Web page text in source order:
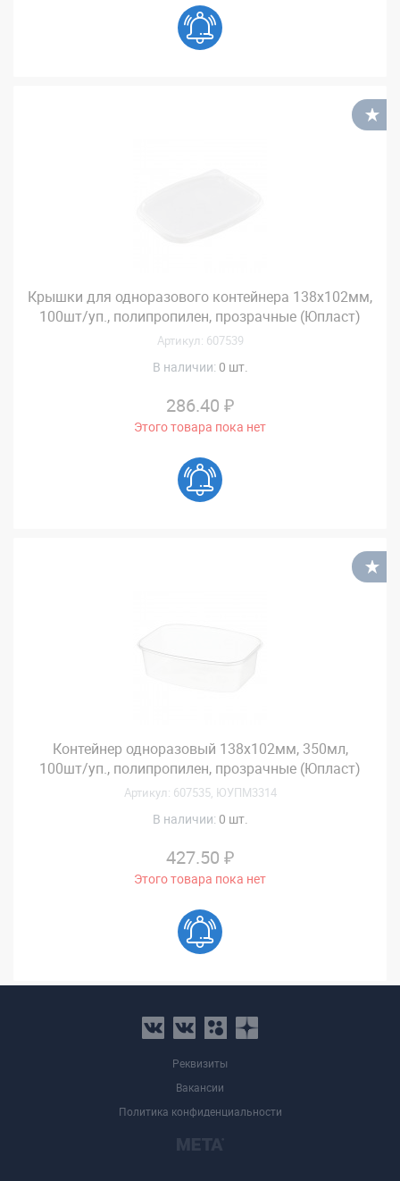
Крышки для одноразового контейнера 138х102мм,
100шт/уп., полипропилен, прозрачные (Юпласт)
Артикул: 607539
В наличии: 0 шт.
286.40 ₽
Этого товара пока нет
Контейнер одноразовый 138х102мм, 350мл,
100шт/уп., полипропилен, прозрачные (Юпласт)
Артикул: 607535, ЮУПМ3314
В наличии: 0 шт.
427.50 ₽
Этого товара пока нет
Реквизиты
Вакансии
Политика конфиденциальности